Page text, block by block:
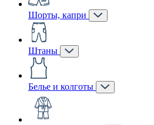
Шорты, капри
Штаны
Белье и колготы